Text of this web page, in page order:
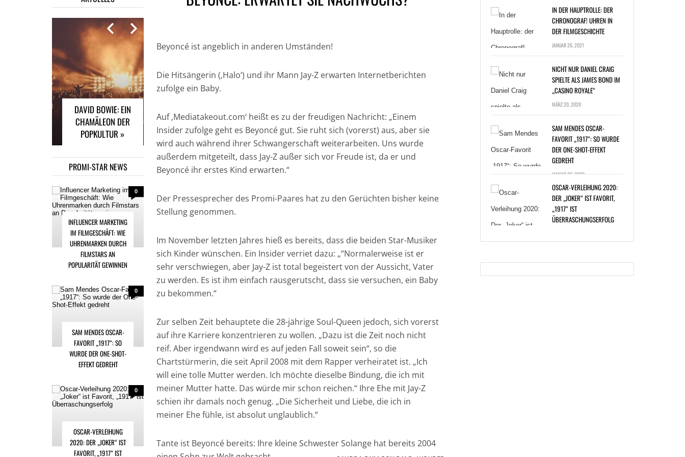
DAVID BOWIE: EIN
CHAMÄLEON DER
POPKULTUR »
MARKETING IM
FILMGESCHÄFT: WIE
UHRENMARKEN
AN POPULARITÄT
GEWINNEN »
UHREN IN DER
FILMGESCHICHTE »
NACHHALTIGE
HAARPFLEGE »
NICHT NUR DANIEL
CRAIG SPIELTE ALS
„CASINO ROYALE“ »
PROMI-STAR NEWS
0
INFLUENCER MARKETING
IM FILMGESCHÄFT: WIE
UHRENMARKEN DURCH
FILMSTARS AN
POPULARITÄT GEWINNEN
0
SAM MENDES OSCAR-
FAVORIT „1917“: SO
WURDE DER ONE-SHOT-
EFFEKT GEDREHT
0
OSCAR-VERLEIHUNG
2020: DER „JOKER“ IST
FAVORIT, „1917“ IST
Beyoncé ist angeblich in anderen Umständen!
Die Hitsängerin (‚Halo‘) und ihr Mann Jay-Z erwarten Internetberichten
zufolge ein Baby.
Auf ‚Mediatakeout.com‘ heißt es zu der freudigen Nachricht: „Einem
Insider zufolge geht es Beyoncé gut. Sie ruht sich (vorerst) aus, aber sie
wird auch während ihrer Schwangerschaft weiterarbeiten. Uns wurde
außerdem mitgeteilt, dass Jay-Z außer sich vor Freude ist, da er und
Beyoncé ihr erstes Kind erwarten.“
Der Pressesprecher des Promi-Paares hat zu den Gerüchten bisher keine
Stellung genommen.
Im November letzten Jahres hieß es bereits, dass die beiden Star-Musiker
sich Kinder wünschen. Ein Insider verriet dazu: „“Normalerweise ist er
sehr verschwiegen, aber Jay-Z ist total begeistert von der Aussicht, Vater
zu werden. Es ist ihm einfach rausgerutscht, dass sie versuchen, ein Baby
zu bekommen.“
Zur selben Zeit behauptete die 28-jährige Soul-Queen jedoch, sich vorerst
auf ihre Karriere konzentrieren zu wollen. „Dazu ist die Zeit noch nicht
reif. Aber irgendwann wird es auf jeden Fall soweit sein“, so die
Chartstürmerin, die seit April 2008 mit dem Rapper verheiratet ist. „Ich
will eine tolle Mutter werden. Ich möchte dieselbe Bindung, die ich mit
meiner Mutter hatte. Das würde mir schon reichen.“ Ihre Ehe mit Jay-Z
schien ihr damals noch genug. „Die Sicherheit und Liebe, die ich in
meiner Ehe fühle, ist absolut unglaublich.“
Tante ist Beyoncé bereits: Ihre kleine Schwester Solange hat bereits 2004
IN DER HAUPTROLLE: DER
CHRONOGRAF! UHREN IN
DER FILMGESCHICHTE
JANUAR 26, 2021
NICHT NUR DANIEL CRAIG
SPIELTE ALS JAMES BOND IM
„CASINO ROYALE“
MÄRZ 20, 2020
SAM MENDES OSCAR-
FAVORIT „1917“: SO WURDE
DER ONE-SHOT-EFFEKT
GEDREHT
JANUAR 20, 2020
OSCAR-VERLEIHUNG 2020:
DER „JOKER“ IST FAVORIT,
„1917“ IST
ÜBERRASCHUNGSERFOLG